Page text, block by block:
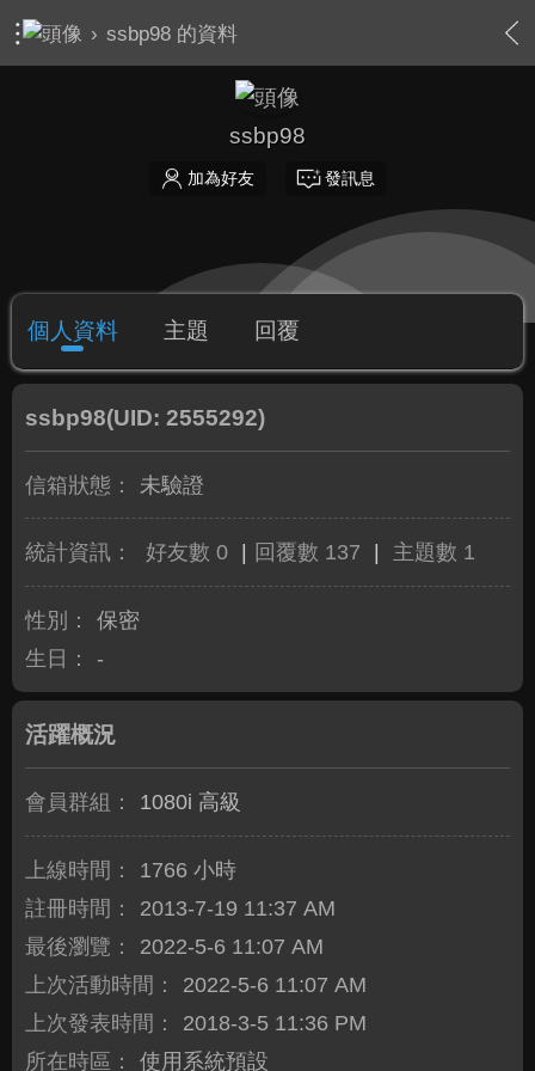
› ssbp98 的資料
ssbp98
加為好友 發訊息
個人資料 主題 回覆
ssbp98(UID: 2555292)
信箱狀態： 未驗證
統計資訊： 好友數 0 回覆數 137 主題數 1
性別：
保密
生日：
-
活躍概況
會員群組： 1080i 高級
上線時間：
1766 小時
註冊時間：
2013-7-19 11:37 AM
最後瀏覽：
2022-5-6 11:07 AM
上次活動時間：
2022-5-6 11:07 AM
上次發表時間：
2018-3-5 11:36 PM
所在時區：
使用系統預設